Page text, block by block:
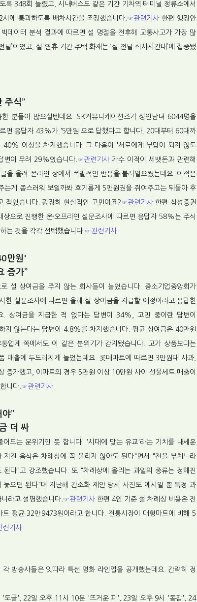
록 348회 늘렸고, 시내버스도 같은 기간 기차역·터미널 정류소에서
에 통과하도록 배차시간을 조정했습니다. ☞관련기사 한편 행정안
데이터 분석 결과에 따르면 설 명절을 전후해 교통사고가 가장 많
날’이었고, 설 연휴 기간 주택 화재는 ‘설 전날 식사시간대’에 집중됐
주식”
분들이 많으실텐데요. SK커뮤니케이션즈가 성인남녀 6044명을
면 응답자 43%가 '5만원'으로 답했다고 합니다. 20대부터 60대까
40% 이상을 차지했습니다. 그 다음이 '서로에게 부담이 되지 않도
변이 무려 29%였습니다. ☞관련기사 가수 이적이 세뱃돈과 관련해
을 올려 온라인 상에서 폭발적인 반응을 불러일으켰는데요. 이적은
는게 좀스러워 보일까봐 호기롭게 5만원권을 쥐여주고는 뒤돌아 후
적었습니다. 굉장히 현실적인 고민이죠?☞관련기사 한편 삼성증권
으로 진행한 온·오프라인 설문조사에 따르면 응답자 58%는 주식
는 것을 각각 선택했습니다. ☞관련기사
만원'
증가”
설 상여금을 주지 않는 회사들이 늘었습니다. 중소기업중앙회가
한 설문조사에 따르면 올해 설 상여금을 지급할 예정이라고 응답한
. 상여금을 지급한 적 없다는 답변이 34%, 고민 중이란 답변이
지 않는다는 답변이 4.8%를 차지했습니다. 평균 상여금은 40만원
업계 쪽에서도 이 같은 분위기가 감지됐습니다. 고가 상품보다는
매출에 두드러지게 늘었는데요. 롯데마트에 따르면 3만원대 사과,
증가했고, 이마트의 경우 5만원 이상 10만원 사이 선물세트 매출이
니다. ☞관련기사
”
더 싸
어드는 분위기인 듯 합니다. '시대에 맞는 유교'라는 기치를 내세운
지진 음식은 차례상에 꼭 올리지 않아도 된다"면서 "전을 부치느라
된다"고 강조했습니다. 또 "차례상에 올리는 과일의 종류는 정해진
으면 된다"며 지난해 간소화 제안 당시 사진도 예시일 뿐 특정 과
라고 설명했습니다. ☞관련기사 한편 4인 기준 설 차례상 비용은 전
평균 32만9473원이라고 합니다. 전통시장이 대형마트에 비해 5
기사
방송사들은 잇따라 특선 영화 라인업을 공개했는데요. 간략히 정
'도굴', 22일 오후 11시 10분 '뜨거운 피', 23일 오후 9시 '동감', 24